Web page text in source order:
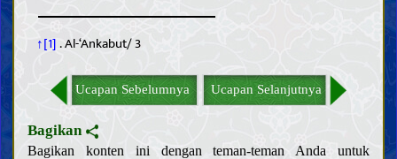
↑[1]. Al-‘Ankabut/ 3
Ucapan Sebelumnya Ucapan Selanjutnya
Bagikan
Bagikan konten ini dengan teman-teman Anda untuk
Karakteristik Nabi terakhir
Imam Mahdi
Keberadaan, sifat-sifat, dan perbuatan Imam Mahdi
Imam Mahdi
Tanda-tanda kedatangan Imam Mahdi dan fitnah Akhir Zaman
Memahami Akhirat